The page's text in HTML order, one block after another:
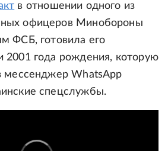
в отношении одного из
офицеров Минобороны
ФСБ, готовила его
2001 года рождения, которую
мессенджер WhatsApp
спецслужбы.